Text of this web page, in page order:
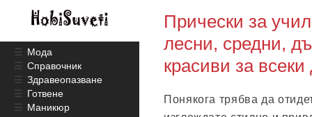
Прически за
лесни, средни,
красиви за всеки
Понякога трябва да
☰ Мода
☰ Справочник
☰ Здравеопазване
☰ Готвене
☰ Маникюр